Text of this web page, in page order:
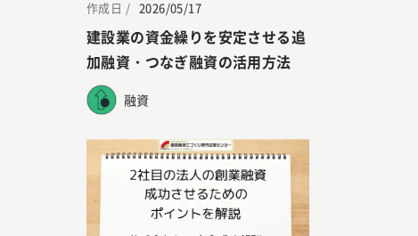
作成日 / 2026/05/17
建設業の資金繰りを安定させる追
加融資・つなぎ融資の活用方法
融資